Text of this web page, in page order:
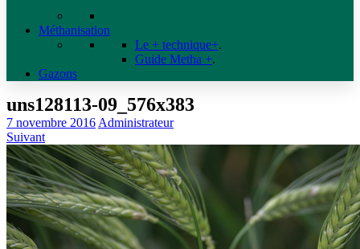
Méthanisation
Le + technique+.
Guide Metha +.
Gazons
uns128113-09_576x383
7 novembre 2016 Administrateur
Suivant